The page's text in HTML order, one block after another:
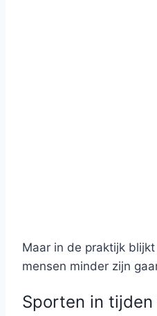
Maar in de praktijk
mensen minder zijn
Sporten in